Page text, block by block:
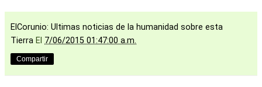
ElCorunio: Ultimas noticias de la humanidad sobre esta
Tierra El 7/06/2015 01:47:00 a.m.
Compartir